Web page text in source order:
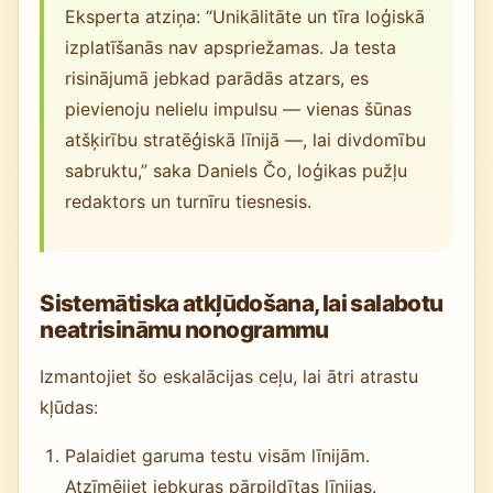
Eksperta atziņa: “Unikālitāte un tīra loģiskā
izplatīšanās nav apspriežamas. Ja testa
risinājumā jebkad parādās atzars, es
pievienoju nelielu impulsu — vienas šūnas
atšķirību stratēģiskā līnijā —, lai divdomību
sabruktu,” saka Daniels Čo, loģikas pužļu
redaktors un turnīru tiesnesis.
Sistemātiska atkļūdošana, lai salabotu
neatrisināmu nonogrammu
Izmantojiet šo eskalācijas ceļu, lai ātri atrastu
kļūdas:
Palaidiet garuma testu visām līnijām.
Atzīmējiet jebkuras pārpildītas līnijas.